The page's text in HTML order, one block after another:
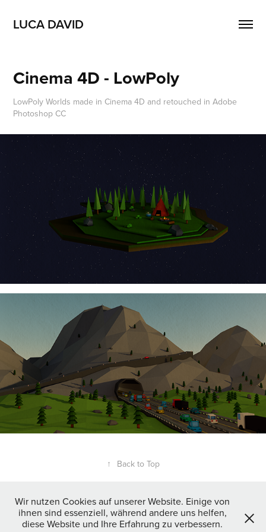
LUCA DAVID
Cinema 4D - LowPoly
LowPoly Worlds made in Cinema 4D and retouched in Adobe
Photoshop CC
↑ Back to Top
Wir nutzen Cookies auf unserer Website. Einige von
ihnen sind essenziell, während andere uns helfen,
diese Website und Ihre Erfahrung zu verbessern.